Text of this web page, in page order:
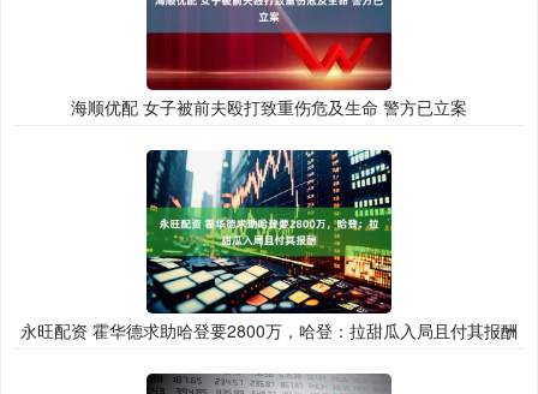
海顺优配 女子被前夫殴打致重伤危及生命 警方已立案
永旺配资 霍华德求助哈登要2800万，哈登：拉甜瓜入局且付其报酬